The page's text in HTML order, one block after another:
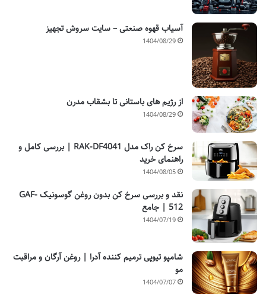
آسیاب قهوه صنعتی – سایت سروش تجهیز
1404/08/29
از رژیم های باستانی تا بشقاب مدرن
1404/08/29
سرخ کن راک مدل RAK-DF4041 | بررسی کامل و
راهنمای خرید
1404/08/05
نقد و بررسی سرخ کن بدون روغن گوسونیک GAF-
512 | جامع
1404/07/19
شامپو تیوپی ترمیم کننده آدرا | روغن آرگان و مراقبت
مو
1404/07/07